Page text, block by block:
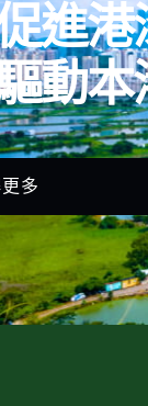
進
動
多